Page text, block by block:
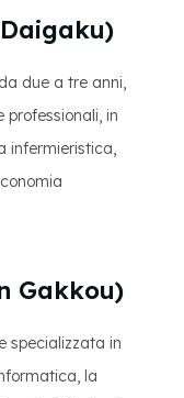
due a tre anni,
professionali, in
infermieristica,
Gakkou)
specializzata in
la